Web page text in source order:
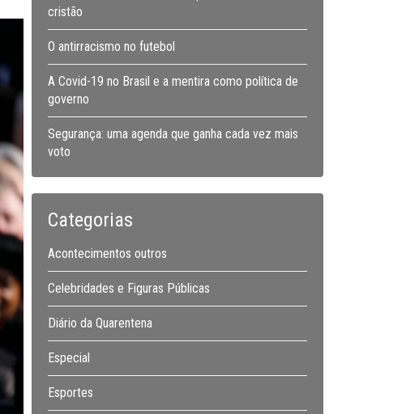
cristão
O antirracismo no futebol
A Covid-19 no Brasil e a mentira como política de
governo
Segurança: uma agenda que ganha cada vez mais
voto
Categorias
Acontecimentos outros
Celebridades e Figuras Públicas
Diário da Quarentena
Especial
Esportes